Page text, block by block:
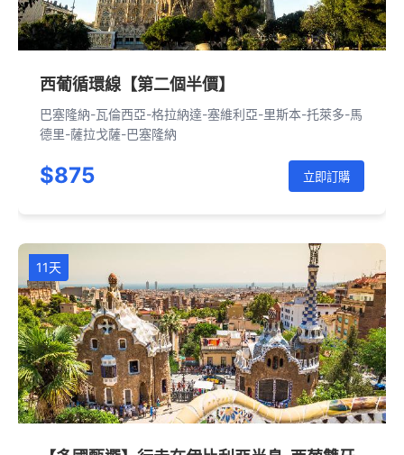
西葡循環線【第二個半價】
巴塞隆納-瓦倫西亞-格拉納達-塞維利亞-里斯本-托萊多-馬
德里-薩拉戈薩-巴塞隆納
$875 立即訂購
11天